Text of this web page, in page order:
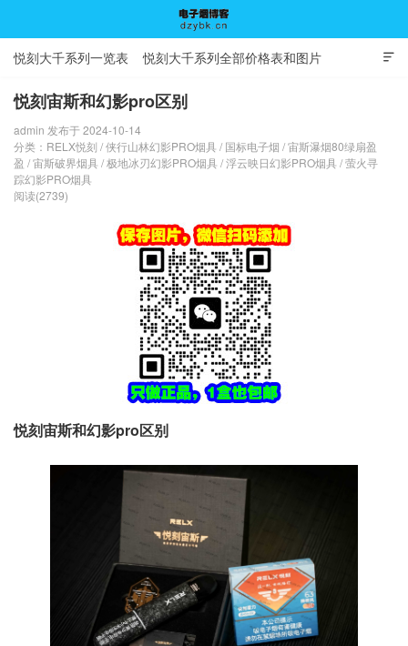
电子烟博客

悦刻大千系列一览表 悦刻大千系列全部价格表和图片
悦刻宙斯和幻影pro区别
admin 发布于 2024-10-14
分类： RELX悦刻 /侠行山林幻影PRO烟具 / 国标电子烟 /宙斯瀑烟80绿扇盈
盈 /宙斯破界烟具 /极地冰刃幻影PRO烟具 /浮云映日幻影PRO烟具 /萤火寻
踪幻影PRO烟具
阅读(2739)
悦刻宙斯和幻影pro区别